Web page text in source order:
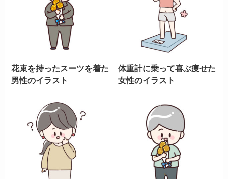
花束を持ったスーツを着た
男性のイラスト
体重計に乗って喜ぶ痩せた
女性のイラスト